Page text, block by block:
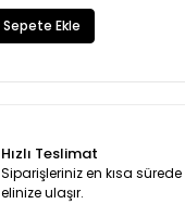
Sepete Ekle
Hızlı Teslimat
Siparişleriniz en kısa sürede
elinize ulaşır.